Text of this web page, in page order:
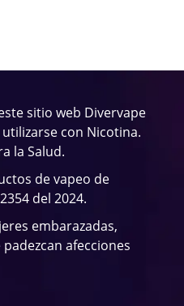
sitio web Divervape
con Nicotina.
la Salud.
de vapeo de
del 2024.
embarazadas,
afecciones